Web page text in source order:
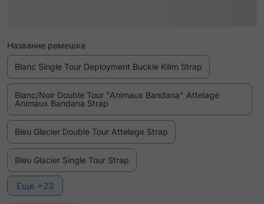
Название ремешка
Blanc Single Tour Deployment Buckle Kilim Strap
Blanc/Noir Double Tour "Animaux Bandana" Attelage
Animaux Bandana Strap
Bleu Glacier Double Tour Attelage Strap
Bleu Glacier Single Tour Strap
Bleu Lin Double Tour Attelage Strap
Еще +23